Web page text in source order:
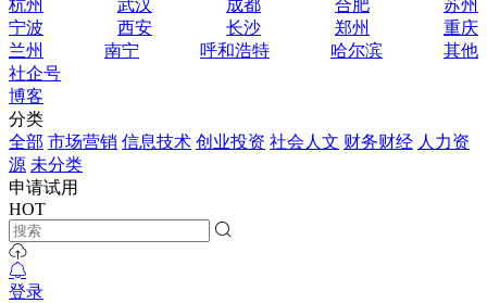
杭州
武汉 成都 合肥
苏州
宁波
西安 长沙 郑州
重庆
兰州
南宁 呼和浩特 哈尔滨
其他
社企号
博客
分类
全部 市场营销 信息技术 创业投资 社会人文 财务财经 人力资
源 未分类
申请试用
HOT
登录